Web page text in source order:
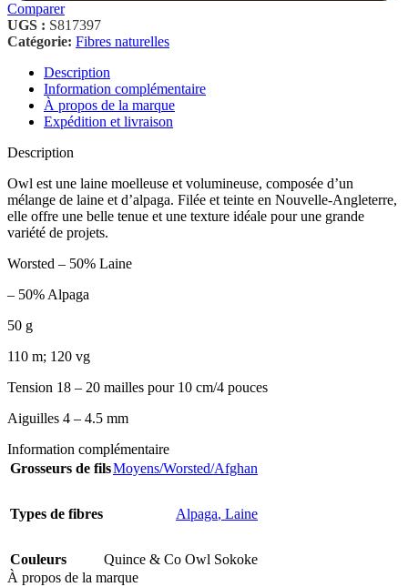
Comparer
UGS : S817397
Catégorie: Fibres naturelles
Description
Information complémentaire
À propos de la marque
Expédition et livraison
Description
Owl est une laine moelleuse et volumineuse, composée d’un
mélange de laine et d’alpaga. Filée et teinte en Nouvelle-Angleterre,
elle offre une belle tenue et une texture idéale pour une grande
variété de projets.
Worsted – 50% Laine
– 50% Alpaga
50 g
110 m; 120 vg
Tension 18 – 20 mailles pour 10 cm/4 pouces
Aiguilles 4 – 4.5 mm
Information complémentaire
Grosseurs de filsMoyens/Worsted/Afghan
Types de fibres Alpaga, Laine
Couleurs
Quince & Co Owl Sokoke
À propos de la marque